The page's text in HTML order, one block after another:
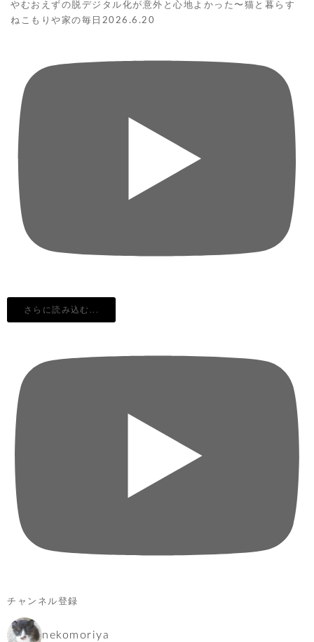
やむおえずの脱デジタル化が意外と心地よかった〜猫と暮らす
ねこもりや家の毎日2026.6.20
さらに読み込む...
チャンネル登録
nekomoriya